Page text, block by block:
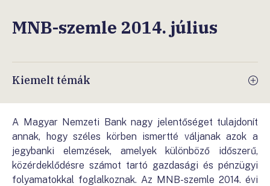
MNB-szemle 2014. július
Kiemelt témák
A Magyar Nemzeti Bank nagy jelentőséget tulajdonít
annak, hogy széles körben ismertté váljanak azok a
jegybanki elemzések, amelyek különböző időszerű,
közérdeklődésre számot tartó gazdasági és pénzügyi
folyamatokkal foglalkoznak. Az MNB-szemle 2014. évi